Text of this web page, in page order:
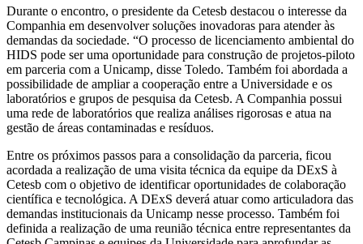
Durante o encontro, o presidente da Cetesb destacou o interesse da
Companhia em desenvolver soluções inovadoras para atender às
demandas da sociedade. “O processo de licenciamento ambiental do
HIDS pode ser uma oportunidade para construção de projetos-piloto
em parceria com a Unicamp, disse Toledo. Também foi abordada a
possibilidade de ampliar a cooperação entre a Universidade e os
laboratórios e grupos de pesquisa da Cetesb. A Companhia possui
uma rede de laboratórios que realiza análises rigorosas e atua na
gestão de áreas contaminadas e resíduos.
Entre os próximos passos para a consolidação da parceria, ficou
acordada a realização de uma visita técnica da equipe da DExS à
Cetesb com o objetivo de identificar oportunidades de colaboração
científica e tecnológica. A DExS deverá atuar como articuladora das
demandas institucionais da Unicamp nesse processo. Também foi
definida a realização de uma reunião técnica entre representantes da